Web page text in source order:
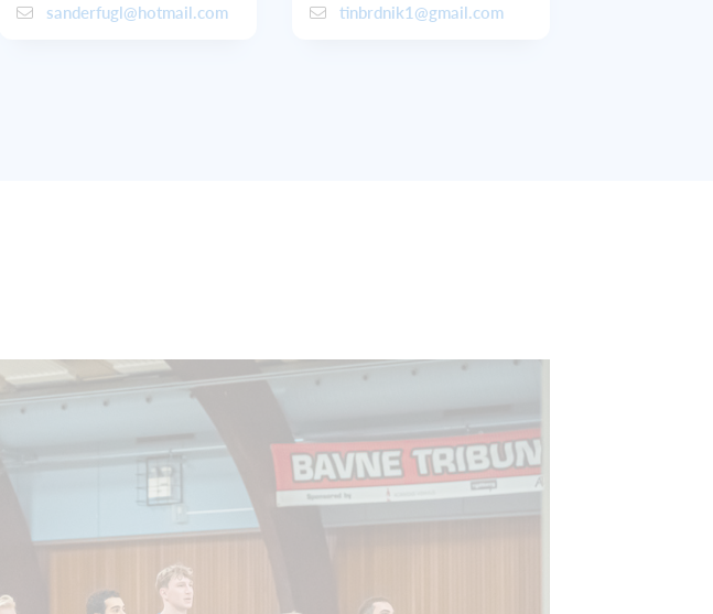
sanderfugl@hotmail.com
tinbrdnik1@gmail.com